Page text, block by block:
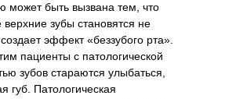
может быть вызвана тем, что
верхние зубы становятся не
эффект «беззубого рта».
пациенты с патологической
зубов стараются улыбаться,
губ. Патологическая